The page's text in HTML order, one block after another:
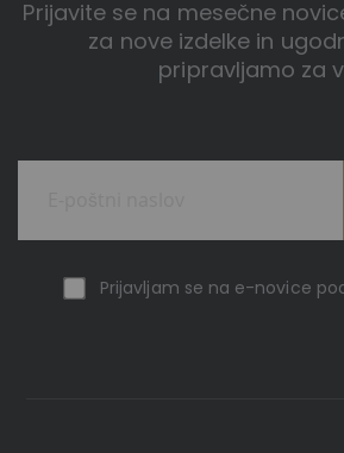
Prijavite se na mesečne
za nove izdelke in
pripravljamo za
Prijavljam se na e-novice